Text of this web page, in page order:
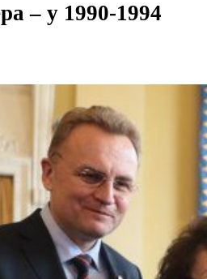
– у 1990-1994